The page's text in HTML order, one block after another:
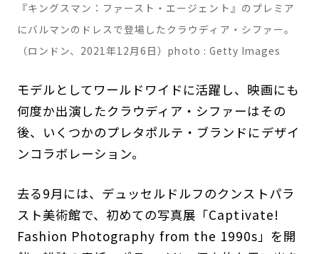
『キングスマン：ファースト・エージェント』のプレミア
にバルマンのドレスで登場したクラウディア・シファー。
（ロンドン、2021年12月6日）photo : Getty Images
モデルとしてワールドワイドに活躍し、映画にも
何度か出演したクラウディア・シファーはその
後、いくつかのプレタポルテ・ブランドにデザイ
ンコラボレーション。
去る9月には、デュッセルドルフのクンストパラ
スト美術館で、初めての写真展「Captivate!
Fashion Photography from the 1990s」を開